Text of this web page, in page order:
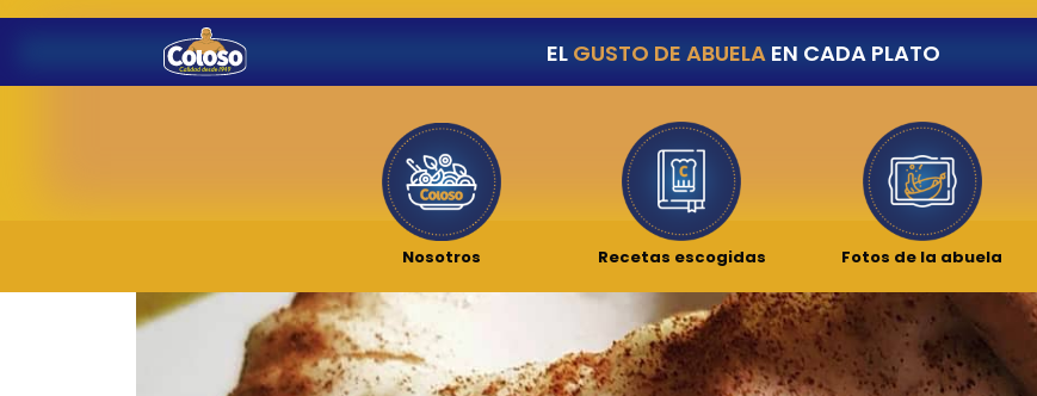
EL GUSTO DE ABUELAEN CADA PLATO
Nosotros Recetas escogidas Fotos de la abuela